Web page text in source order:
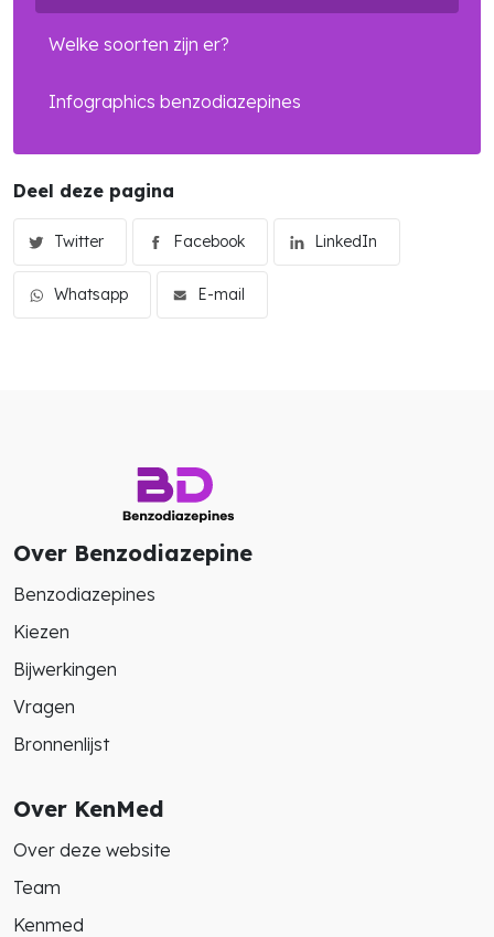
Welke soorten zijn er?
Infographics benzodiazepines
Deel deze pagina
Twitter Facebook LinkedIn
Whatsapp E-mail
Over Benzodiazepine
Benzodiazepines
Kiezen
Bijwerkingen
Vragen
Bronnenlijst
Over KenMed
Over deze website
Team
Kenmed